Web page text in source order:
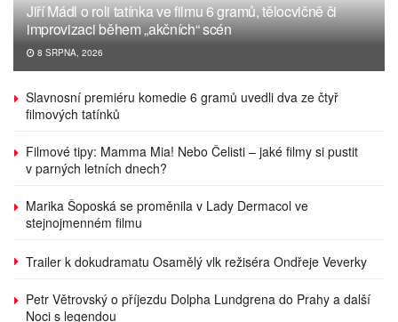
Jiří Mádl o roli tatínka ve filmu 6 gramů, tělocvičně či
improvizaci během „akčních“ scén
8 SRPNA, 2026
Slavnosní premiéru komedie 6 gramů uvedli dva ze čtyř
filmových tatínků
Filmové tipy: Mamma Mia! Nebo Čelisti – jaké filmy si pustit
v parných letních dnech?
Marika Šoposká se proměnila v Lady Dermacol ve
stejnojmenném filmu
Trailer k dokudramatu Osamělý vlk režiséra Ondřeje Veverky
Petr Větrovský o příjezdu Dolpha Lundgrena do Prahy a další
Noci s legendou